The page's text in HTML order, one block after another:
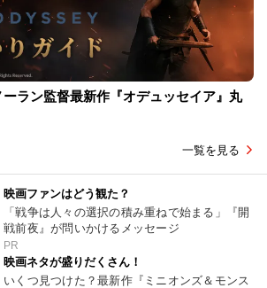
ラン監督最新作『オデュッセイア』丸
一覧を見る
映画ファンはどう観た？
「戦争は人々の選択の積み重ねで始まる」『開
戦前夜』が問いかけるメッセージ
PR
映画ネタが盛りだくさん！
いくつ見つけた？最新作『ミニオンズ＆モンス